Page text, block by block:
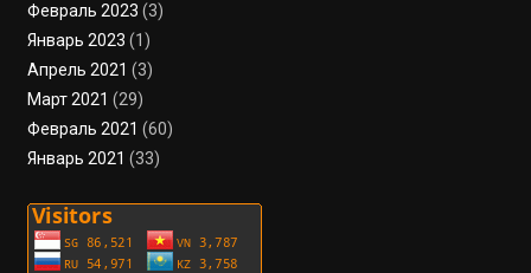
Февраль 2023 (3)
Январь 2023 (1)
Апрель 2021 (3)
Март 2021 (29)
Февраль 2021 (60)
Январь 2021 (33)